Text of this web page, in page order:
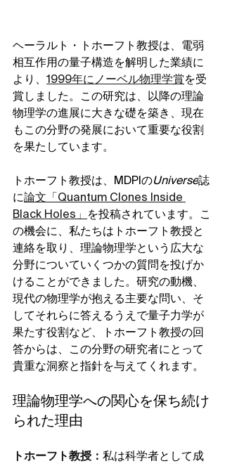
ヘーラルト・トホーフト教授は、電弱
相互作用の量子構造を解明した業績に
より、 1999年にノーベル物理学賞を受
賞しました。この研究は、以降の理論
物理学の進展に大きな礎を築き、現在
もこの分野の発展において重要な役割
を果たしています。
トホーフト教授は、MDPIのUniverse誌
に論文「Quantum Clones Inside
Black Holes」
を投稿されています。こ
の機会に、私たちはトホーフト教授と
連絡を取り、理論物理学という広大な
分野についていくつかの質問を投げか
けることができました。研究の動機、
現代の物理学が抱える主要な問い、そ
してそれらに答えるうえで量子力学が
果たす役割など、トホーフト教授の回
答からは、この分野の研究者にとって
貴重な洞察と指針を与えてくれます。
理論物理学への関心を保ち続け
られた理由
トホーフト教授： 私は科学者として成